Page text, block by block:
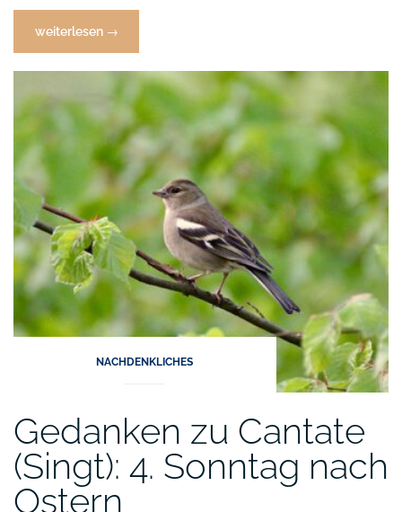
„Wüstenzeit!
–
Wunderzeit! „
weiterlesen →
NACHDENKLICHES
Gedanken zu Cantate
(Singt): 4. Sonntag nach
Ostern